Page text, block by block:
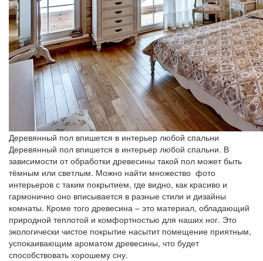
Деревянный пол впишется в интерьер любой спальни
Деревянный пол впишется в интерьер любой спальни. В
зависимости от обработки древесины такой пол может быть
тёмным или светлым. Можно найти множество фото
интерьеров с таким покрытием, где видно, как красиво и
гармонично оно вписывается в разные стили и дизайны
комнаты. Кроме того древесина – это материал, обладающий
природной теплотой и комфортностью для наших ног. Это
экологически чистое покрытие насытит помещение приятным,
успокаивающим ароматом древесины, что будет
способствовать хорошему сну.